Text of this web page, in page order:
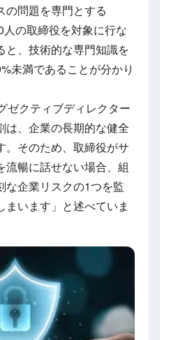
の問題を専門とする
の取締役を対象に行な
と、技術的な専門知識を
未満であることが分かり
ゼクティブディレクター
は、企業の長期的な健全
。そのため、取締役がサ
流暢に話せない場合、組
な企業リスクの1つを監
います」と述べていま